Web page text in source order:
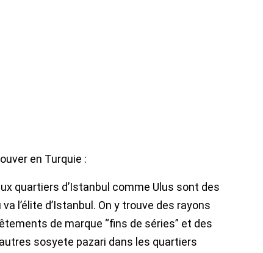
en Turquie :
quartiers d’Istanbul comme Ulus sont des
l’élite d’Istanbul. On y trouve des rayons
de marque “fins de séries” et des
sosyete pazari dans les quartiers